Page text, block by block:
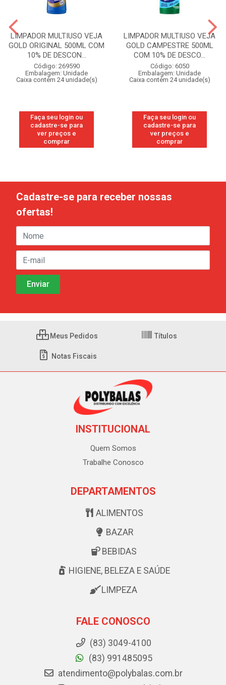
LIMPADOR MULTIUSO VEJA
GOLD ORIGINAL 500ML COM
10% DE DESCON...
Código: 269590
Embalagem: Unidade
Caixa contém 24 unidade(s)
Faça seu login ou
cadastre-se para
ver preços e
comprar
LIMPADOR MULTIUSO VEJA
GOLD CAMPESTRE 500ML
COM 10% DE DESCO...
Código: 6050
Embalagem: Unidade
Caixa contém 24 unidade(s)
Faça seu login ou
cadastre-se para
ver preços e
comprar
Cadastre-se para receber nossas
ofertas!
Meus Pedidos Títulos
Notas Fiscais
INSTITUCIONAL
Quem Somos
Trabalhe Conosco
DEPARTAMENTOS
ALIMENTOS
BAZAR
BEBIDAS
HIGIENE, BELEZA E SAÚDE
LIMPEZA
FALE CONOSCO
(83) 3049-4100
(83) 991485095
atendimento@polybalas.com.br